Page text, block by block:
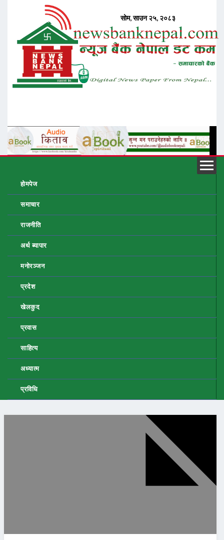
होमपेज
समाचार
राजनीति
अर्थ ब्यापार
मनोरञ्जन
प्रदेश
खेलकुद
प्रवास
साहित्य
अध्यात्म
प्रविधि